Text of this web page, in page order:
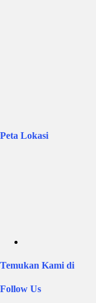
Peta Lokasi
Temukan Kami di
Follow Us